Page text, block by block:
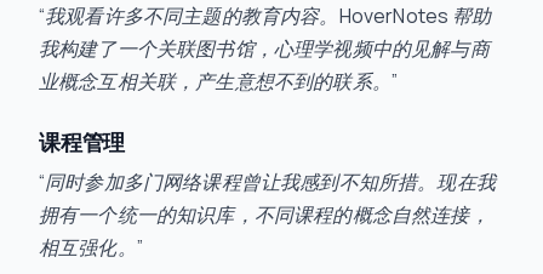
“我观看许多不同主题的教育内容。HoverNotes 帮助
我构建了一个关联图书馆，心理学视频中的见解与商
业概念互相关联，产生意想不到的联系。”
课程管理
“同时参加多门网络课程曾让我感到不知所措。现在我
拥有一个统一的知识库，不同课程的概念自然连接，
相互强化。”